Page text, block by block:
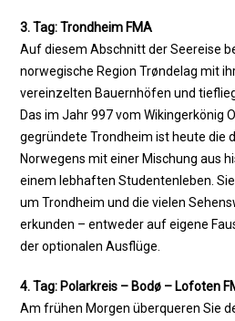
3. Tag: Trondheim FMA
Auf diesem Abschnitt der Seereise
norwegische Region Trøndelag mit
vereinzelten Bauernhöfen und
Das im Jahr 997 vom Wikingerkönig
gegründete Trondheim ist heute die
Norwegens mit einer Mischung aus
einem lebhaften Studentenleben.
um Trondheim und die vielen
erkunden – entweder auf eigene
der optionalen Ausflüge.
4. Tag: Polarkreis – Bodø – Lofoten
Am frühen Morgen überqueren Sie